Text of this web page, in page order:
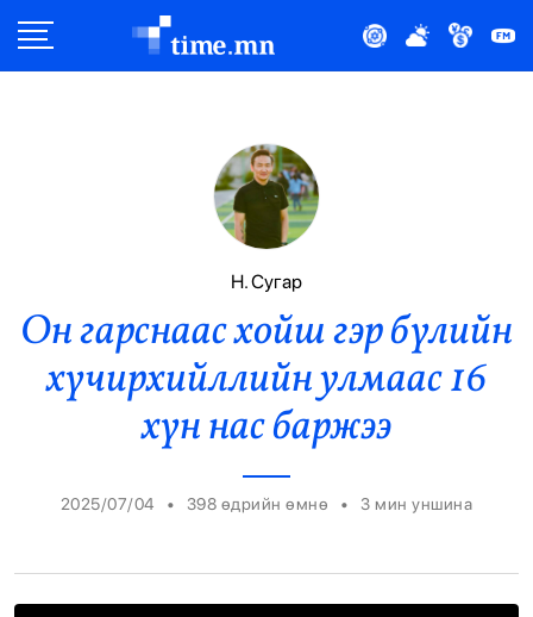
Эдийн Засаг
Нийтлэлчийн Булан
Эрүүл Мэнд
Орон Нутаг
Спорт
Энтертайнмент
Н. Сугар
Он гарснаас хойш гэр бүлийн
хүчирхийллийн улмаас 16
хүн нас баржээ
2025/07/04 • 398 өдрийн өмнө • 3 мин уншина